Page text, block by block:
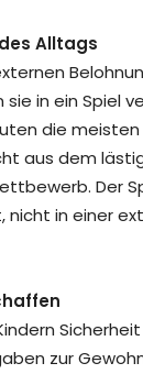
Alltags
in ein Spiel
die meisten
aus dem
Der
nicht in einer
zur